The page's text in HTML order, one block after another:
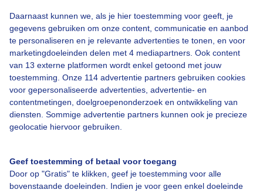
Daarnaast kunnen we, als je hier toestemming voor geeft, je
gegevens gebruiken om onze content, communicatie en aanbod
te personaliseren en je relevante advertenties te tonen, en voor
marketingdoeleinden delen met 4 mediapartners. Ook content
van 13 externe platformen wordt enkel getoond met jouw
toestemming. Onze 114 advertentie partners gebruiken cookies
voor gepersonaliseerde advertenties, advertentie- en
contentmetingen, doelgroepenonderzoek en ontwikkeling van
diensten. Sommige advertentie partners kunnen ook je precieze
geolocatie hiervoor gebruiken.
Geef toestemming of betaal voor toegang
Door op "Gratis" te klikken, geef je toestemming voor alle
bovenstaande doeleinden. Indien je voor geen enkel doeleinde
Over Buienradar
Bedrijfsgegevens
Veelgestelde vragen
Toegankelijkheid
Gebruikersvoorwaarden